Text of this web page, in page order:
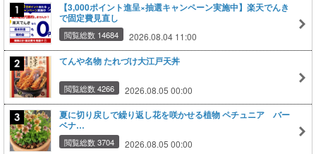
【3,000ポイント進呈×抽選キャンペーン実施中】楽天でんき
で固定費見直し
閲覧総数 14684 2026.08.04 11:00
てんや名物 たれづけ大江戸天丼
閲覧総数 4266 2026.08.05 00:00
夏に切り戻しで繰り返し花を咲かせる植物 ペチュニア バー
ベナ…
閲覧総数 3704 2026.08.05 00:00